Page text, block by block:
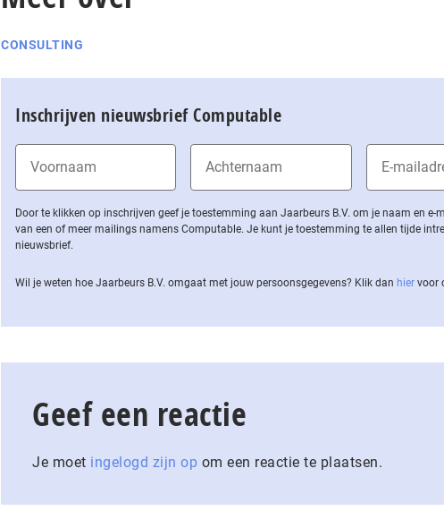
CONSULTING
Inschrijven nieuwsbrief Computable
Door te klikken op inschrijven geef je toestemming aan Jaarbeurs B.V. om je naam en e-
van een of meer mailings namens Computable. Je kunt je toestemming te allen tijde
nieuwsbrief.
Wil je weten hoe Jaarbeurs B.V. omgaat met jouw per­soons­ge­ge­vens? Klik dan hier voor
Geef een reactie
Je moet ingelogd zijn op om een reactie te plaatsen.